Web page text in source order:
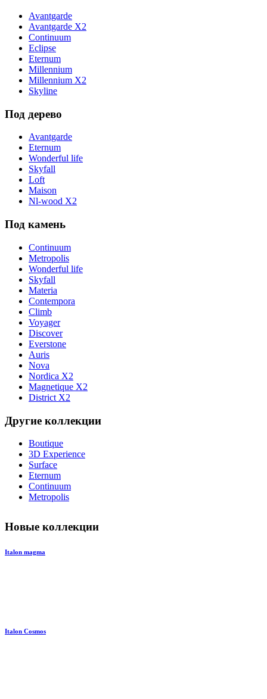
Avantgarde
Avantgarde X2
Continuum
Eclipse
Eternum
Millennium
Millennium X2
Skyline
Под дерево
Avantgarde
Eternum
Wonderful life
Skyfall
Loft
Maison
Nl-wood X2
Под камень
Continuum
Metropolis
Wonderful life
Skyfall
Materia
Contempora
Climb
Voyager
Discover
Everstone
Auris
Nova
Nordica X2
Magnetique X2
District X2
Другие коллекции
Boutique
3D Experience
Surface
Eternum
Continuum
Metropolis
Новые коллекции
Italon magma
Italon Cosmos